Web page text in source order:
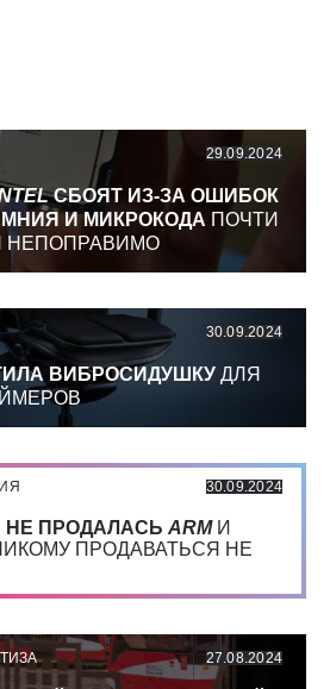
29.09.2024
СБОЯТ ИЗ-ЗА ОШИБОК
И МИКРОКОДА ПОЧТИ
НЕПОПРАВИМО
30.09.2024
ВИБРОСИДУШКУ ДЛЯ
30.09.2024
НЕ ПРОДАЛАСЬ ARMИ
ПРОДАВАТЬСЯ НЕ
27.08.2024